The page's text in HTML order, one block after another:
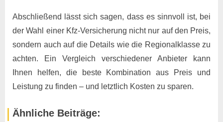
Abschließend lässt sich sagen, dass es sinnvoll ist, bei
der Wahl einer Kfz-Versicherung nicht nur auf den Preis,
sondern auch auf die Details wie die Regionalklasse zu
achten. Ein Vergleich verschiedener Anbieter kann
Ihnen helfen, die beste Kombination aus Preis und
Leistung zu finden – und letztlich Kosten zu sparen. ​
Ähnliche Beiträge: